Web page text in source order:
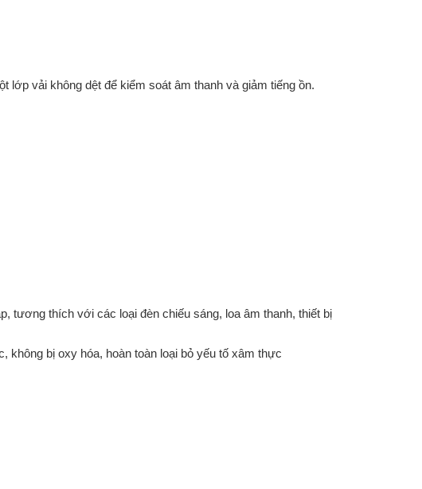
lớp vải không dệt để kiểm soát âm thanh và giảm tiếng ồn.
tương thích với các loại đèn chiếu sáng, loa âm thanh, thiết bị
không bị oxy hóa, hoàn toàn loại bỏ yếu tố xâm thực